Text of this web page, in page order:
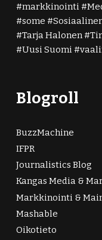
markkinointi
some
Tarja Halonen
Uusi Suomi
Blogroll
BuzzMachine
IFPR
Journalistics Blog
Kangas Media &
Markkinointi &
Mashable
Oikotieto